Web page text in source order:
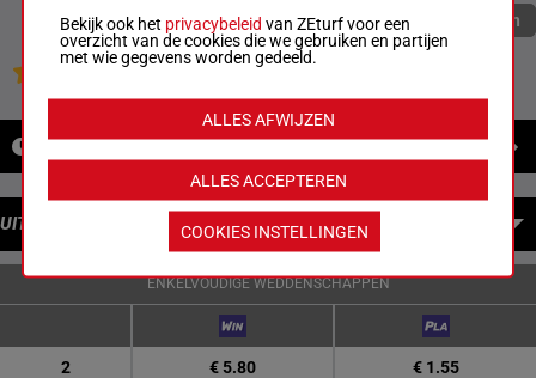
Quoteringen verversen
Jouw favoriete paarden
NIEUWS
UITBETALINGEN
ENKELVOUDIGE WEDDENSCHAPPEN
2 € 5.80 € 1.55
Bekijk ook het privacybeleid van ZEturf voor een
overzicht van de cookies die we gebruiken en partijen
met wie gegevens worden gedeeld.
ALLES ACCEPTEREN
ALLES AFWIJZEN
COOKIES INSTELLINGEN